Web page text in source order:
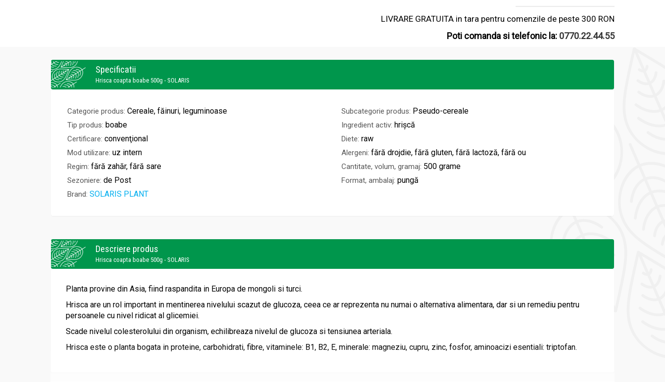
LIVRARE GRATUITA in tara pentru comenzile de peste 300 RON
Poti comanda si telefonic la: 0770.22.44.55
Specificatii
Hrisca coapta boabe 500g - SOLARIS
Categorie produs: Cereale, făinuri, leguminoase Subcategorie produs: Pseudo-cereale
Tip produs: boabe Ingredient activ: hrișcă
Certificare: convenţional Diete: raw
Mod utilizare: uz intern Alergeni: fără drojdie, fără gluten, fără lactoză, fără ou
Regim: fără zahăr, fără sare Cantitate, volum, gramaj: 500 grame
Sezoniere: de Post Format, ambalaj: pungă
Brand: SOLARIS PLANT
Descriere produs
Hrisca coapta boabe 500g - SOLARIS
Planta provine din Asia, fiind raspandita in Europa de mongoli si turci.
Hrisca are un rol important in mentinerea nivelului scazut de glucoza, ceea ce ar reprezenta nu numai o alternativa alimentara, dar si un remediu pentru
persoanele cu nivel ridicat al glicemiei.
Scade nivelul colesterolului din organism, echilibreaza nivelul de glucoza si tensiunea arteriala.
Hrisca este o planta bogata in proteine, carbohidrati, fibre, vitaminele: B1, B2, E, minerale: magneziu, cupru, zinc, fosfor, aminoacizi esentiali: triptofan.